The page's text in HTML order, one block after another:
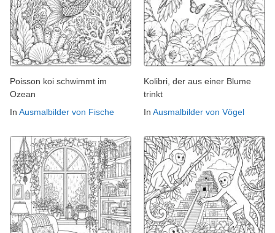
Poisson koi schwimmt im
Ozean
In Ausmalbilder von Fische
Kolibri, der aus einer Blume
trinkt
In Ausmalbilder von Vögel